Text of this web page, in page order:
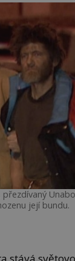
její bundu.